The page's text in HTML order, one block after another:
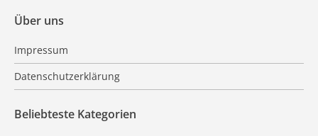
Über uns
Impressum
Datenschutzerklärung
Beliebteste Kategorien